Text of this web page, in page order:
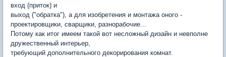
вход (приток) и
выход ("обратка"), а для изобретения и монтажа оного -
проектировщики, сварщики, разнорабочие...
Потому как итог имеем такой вот несложный дизайн и невполне
дружественный интерьер,
требующий дополнительного декорирования комнат.